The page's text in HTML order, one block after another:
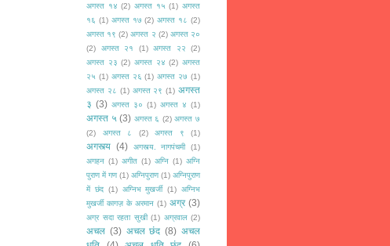
अगस्त १४ (2) अगस्त १५ (1) अगस्त
१६ (1) अगस्त १७ (2) अगस्त १८ (2)
अगस्त १९ (2) अगस्त २ (2) अगस्त २०
(2)
अगस्त २१ (1) अगस्त २२
(2)
अगस्त २३ (2) अगस्त २४ (2) अगस्त
२५ (1) अगस्त २६ (1) अगस्त २७ (1)
अगस्त २८ (1) अगस्त २९ (1) अगस्त
३ (3) अगस्त ३० (1) अगस्त ४ (1)
अगस्त ५ (3) अगस्त ६ (2) अगस्त ७
(2)
अगस्त ८ (2) अगस्त ९ (1)
अगस्त्य (4) अगस्त्य. नागपंचमी
(1)
अगहन (1) अगीत (1) अग्नि (1) अग्नि
पुराण में गण (1) अग्निपुराण (1) अग्निपुराण
में छंद (1) अग्निभ मुखर्जी (1) अग्निभ
मुखर्जी कागज़ के अरमान (1) अग्र (3)
अग्र सदा रहता सुखी (1) अग्रवाल (2)
अचल (3) अचल छंद (8) अचल